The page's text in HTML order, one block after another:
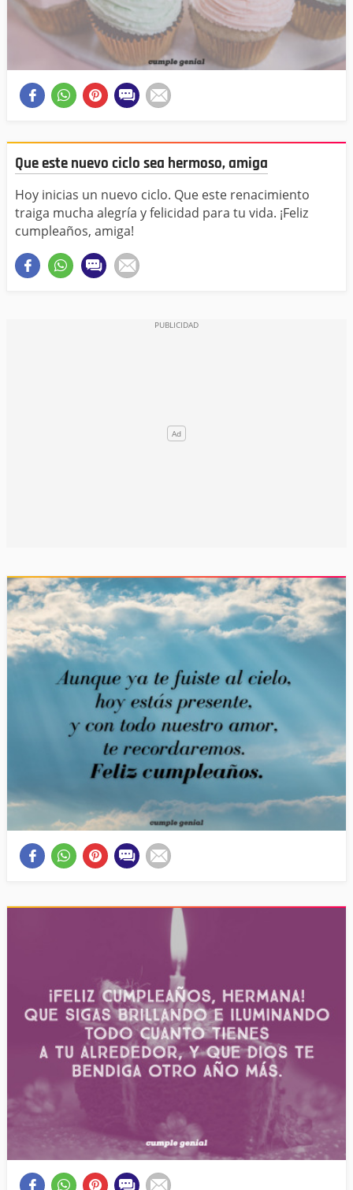
Que este nuevo ciclo sea hermoso, amiga
Hoy inicias un nuevo ciclo. Que este renacimiento
traiga mucha alegría y felicidad para tu vida. ¡Feliz
cumpleaños, amiga!